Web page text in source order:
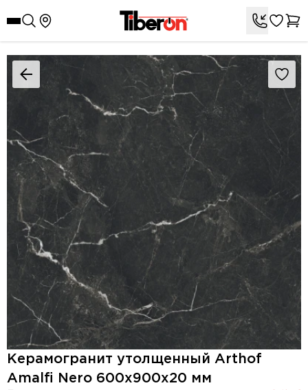
Керамогранит утолщенный Arthof
Amalfi Nero 600x900х20 мм